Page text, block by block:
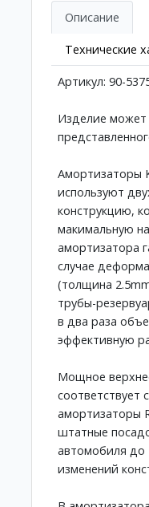
Описание
Технические
Артикул: 90-
Изделие может
Амортизаторы
используют
конструкцию,
макимальную
амортизатора
случае
(толщина
трубы-
в два раза
эффективную
Мощное
соответствует
амортизаторы
штатные
автомобиля до
изменений